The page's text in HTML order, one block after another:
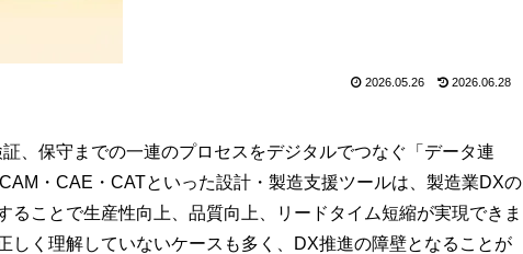
2026.05.26 2026.06.28
、保守までの一連のプロセスをデジタルでつなぐ「データ連
・CAE・CATといった設計・製造支援ツールは、製造業DXの
ことで生産性向上、品質向上、リードタイム短縮が実現できま
しく理解していないケースも多く、DX推進の障壁となることが